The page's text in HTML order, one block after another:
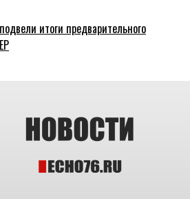
итоги предварительного